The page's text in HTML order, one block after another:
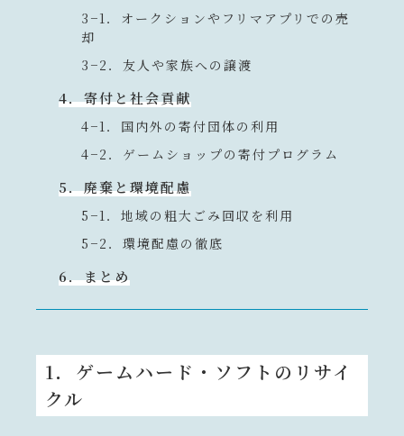
3−1．オークションやフリマアプリでの売
却
3−2．友人や家族への譲渡
4．寄付と社会貢献
4−1．国内外の寄付団体の利用
4−2．ゲームショップの寄付プログラム
5．廃棄と環境配慮
5−1．地域の粗大ごみ回収を利用
5−2．環境配慮の徹底
6．まとめ
1．ゲームハード・ソフトのリサイ
クル